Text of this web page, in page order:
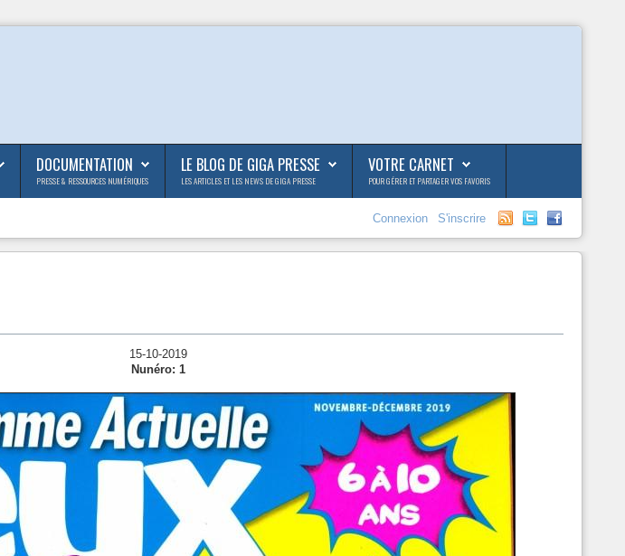
DOCUMENTATION
PRESSE & RESSOURCES NUMÉRIQUES
LE BLOG DE GIGA PRESSE
LES ARTICLES ET LES NEWS DE GIGA PRESSE
VOTRE CARNET
POUR GÉRER ET PARTAGER VOS FAVORIS
Connexion S'inscrire
15-10-2019
Nunéro: 1